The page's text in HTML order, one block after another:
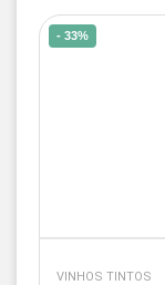
- 33%
VINHOS TINTOS